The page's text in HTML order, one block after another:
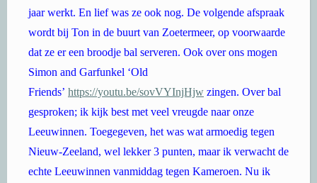
jaar werkt. En lief was ze ook nog. De volgende afspraak
wordt bij Ton in de buurt van Zoetermeer, op voorwaarde
dat ze er een broodje bal serveren. Ook over ons mogen
Simon and Garfunkel ‘Old
Friends’ https://youtu.be/sovVYInjHjw zingen. Over bal
gesproken; ik kijk best met veel vreugde naar onze
Leeuwinnen. Toegegeven, het was wat armoedig tegen
Nieuw-Zeeland, wel lekker 3 punten, maar ik verwacht de
echte Leeuwinnen vanmiddag tegen Kameroen. Nu ik